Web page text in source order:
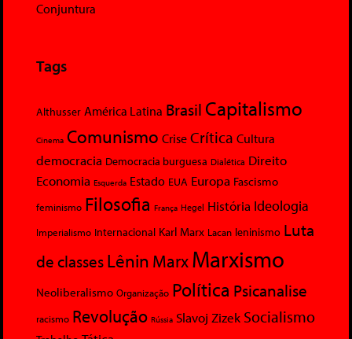
Conjuntura
Tags
Althusser América Latina Brasil Capitalismo
Cinema Comunismo Crise Crítica Cultura
democracia Democracia burguesa Dialética Direito
Economia Esquerda Estado EUA Europa Fascismo
feminismo Filosofia França Hegel História Ideologia
Imperialismo Internacional Karl Marx Lacan leninismo Luta
de classesLênin MarxMarxismo
Neoliberalismo Organização Política Psicanalise
racismo Revolução Rússia Slavoj Zizek Socialismo